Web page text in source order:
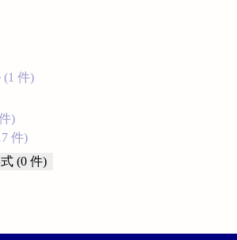
(1 件)
)
件)
(0 件)